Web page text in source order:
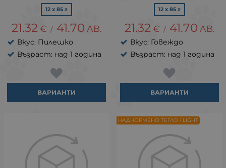
12 x 85 г
21.32 € / 41.70 ЛВ.
Вкус: Пилешко
Възраст: над 1 година
ВАРИАНТИ
12 x 85 г
21.32 € / 41.70 ЛВ.
Вкус: Говеждо
Възраст: над 1 година
ВАРИАНТИ
НАДНОРМЕНО ТЕГЛО / LIGHT